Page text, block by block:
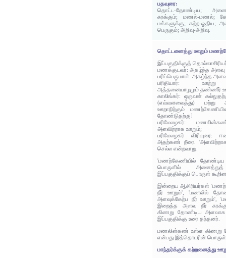
பதவுரை:
தொட்ட-தோண்டிய;
சுரக்கும்; மணல்-மணல்;
மக்களுக்கு; கற்ற-ஓதிய;
பெருகும்; அறிவு-அறிவு.
தொட்டனைத்து ஊறும்
இப்பகுதிக்குத்
மணக்குடவர்: அகழ்ந்த
பரிப்பெருமாள்: அகழ்ந்த
பரிதியார்: ஊற்று
அத்தனையாழமும் தண்ணீர்
காலிங்கர்: ஒருவன்
(எவ்வளவைத்து) மற்று
ஊறாநிற்கும்
தோண்டுதற்கு]
பரிமேலழகர்:
அளவிற்றாக ஊறும்;
பரிமேலழகர்
அதற்கண் நீரை.
செல்ல என்றவாறு.
'மணற்கேணியில்
பொருளில் அனைத்துத்
இப்பகுதிக்குப் பொருள்
இன்றைய ஆசிரியர்கள்
நீர் ஊறும்', 'மணலில்
அளவுக்கேற்ப நீர் ஊறும்',
இறைத்த அளவு நீர்
கிணறு தோண்டிய
இப்பகுதிக்கு உரை தந்தனர்.
மணலின்கண் உள்ள கிணறு
என்பது இத்தொடரின்
மாந்தர்க்குக் கற்றனைத்து